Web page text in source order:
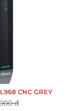
CNC GREY
đ